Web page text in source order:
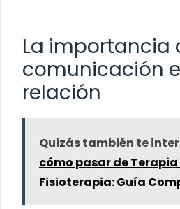
La importancia
comunicación
relación
Quizás también te
cómo pasar de
Fisioterapia: Guía